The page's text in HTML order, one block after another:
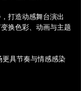
打造动感舞台演出
换色彩、动画与主题
具节奏与情感感染